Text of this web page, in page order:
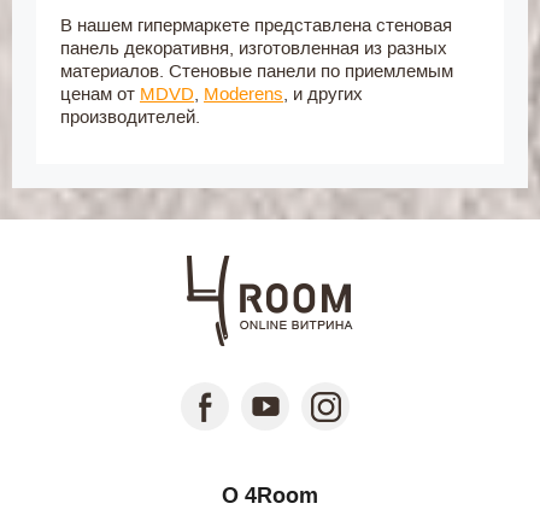
В нашем гипермаркете представлена стеновая
панель декоративня, изготовленная из разных
материалов. Стеновые панели по приемлемым
ценам от MDVD Moderens , и других
производителей.
О 4Room